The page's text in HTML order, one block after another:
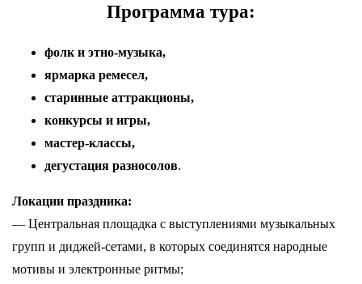
Программа тура:
фолк и этно-музыка,
ярмарка ремесел,
старинные аттракционы,
конкурсы и игры,
мастер-классы,
дегустация разносолов.
Локации праздника:
— Центральная площадка с выступлениями музыкальных
групп и диджей-сетами, в которых соединятся народные
мотивы и электронные ритмы;